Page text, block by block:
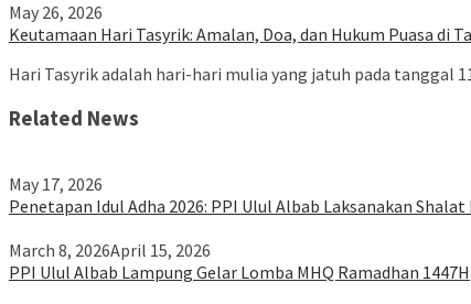
May 26, 2026
Keutamaan Hari Tasyrik: Amalan, Doa, dan Hukum Puasa di
Hari Tasyrik adalah hari-hari mulia yang jatuh pada tanggal
Related News
May 17, 2026
Penetapan Idul Adha 2026: PPI Ulul Albab Laksanakan Shalat
March 8, 2026April 15, 2026
PPI Ulul Albab Lampung Gelar Lomba MHQ Ramadhan 1447H